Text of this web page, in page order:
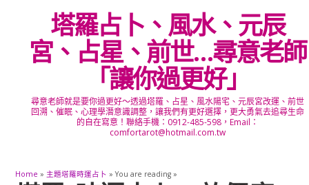
塔羅占卜、風水、元辰
宮、占星、前世…尋意老師
「讓你過更好」
尋意老師就是要你過更好～透過塔羅、占星、風水陽宅、元辰宮改運、前世
回溯、催眠、心理學潛意識調整，讓我們有更好選擇，更大勇氣去追尋生命
的自在寫意！聯絡手機：0912-485-598，Email：
comfortarot@hotmail.com.tw
Home » 主題塔羅時運占卜 » You are reading »